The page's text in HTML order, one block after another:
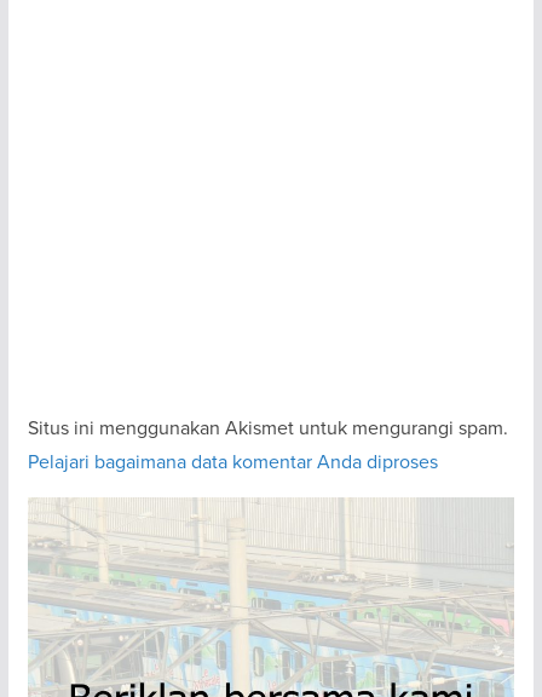
Situs ini menggunakan Akismet untuk mengurangi spam.
Pelajari bagaimana data komentar Anda diproses